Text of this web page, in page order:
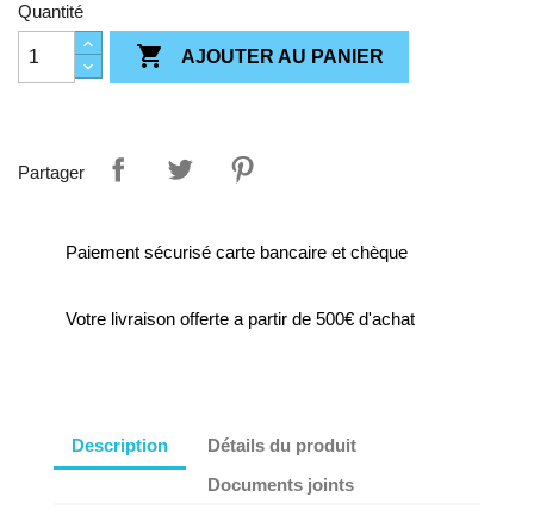
Quantité
 AJOUTER AU PANIER
Partager
Paiement sécurisé carte bancaire et chèque
Votre livraison offerte a partir de 500€ d'achat
Description
Détails du produit
Documents joints